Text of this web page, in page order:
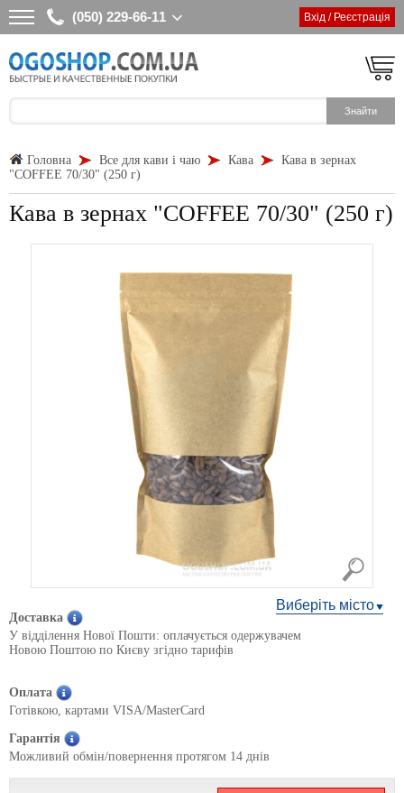
(050) 229-66-11 Вхід / Реєстрація
Головна Все для кави і чаю Кава
Кава в зернах
"COFFEE 70/30" (250 г)
Кава в зернах "COFFEE 70/30" (250 г)
Виберіть місто
Доставка
У відділення Нової Пошти: оплачується одержувачем
Новою Поштою по Києву згідно тарифів
Оплата
Готівкою, картами VISA/MasterCard
Гарантія
Можливий обмін/повернення протягом 14 днів